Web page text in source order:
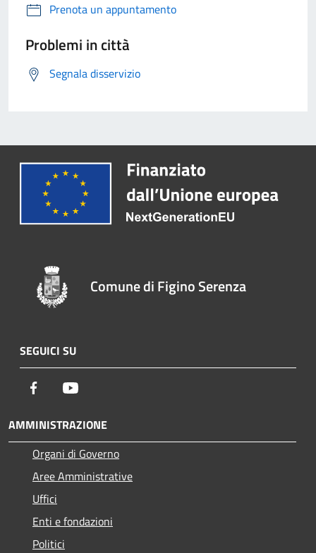
Prenota un appuntamento
Problemi in città
Segnala disservizio
Comune di Figino Serenza
SEGUICI SU
Facebook
AMMINISTRAZIONE
Organi di Governo
Aree Amministrative
Uffici
Enti e fondazioni
Politici